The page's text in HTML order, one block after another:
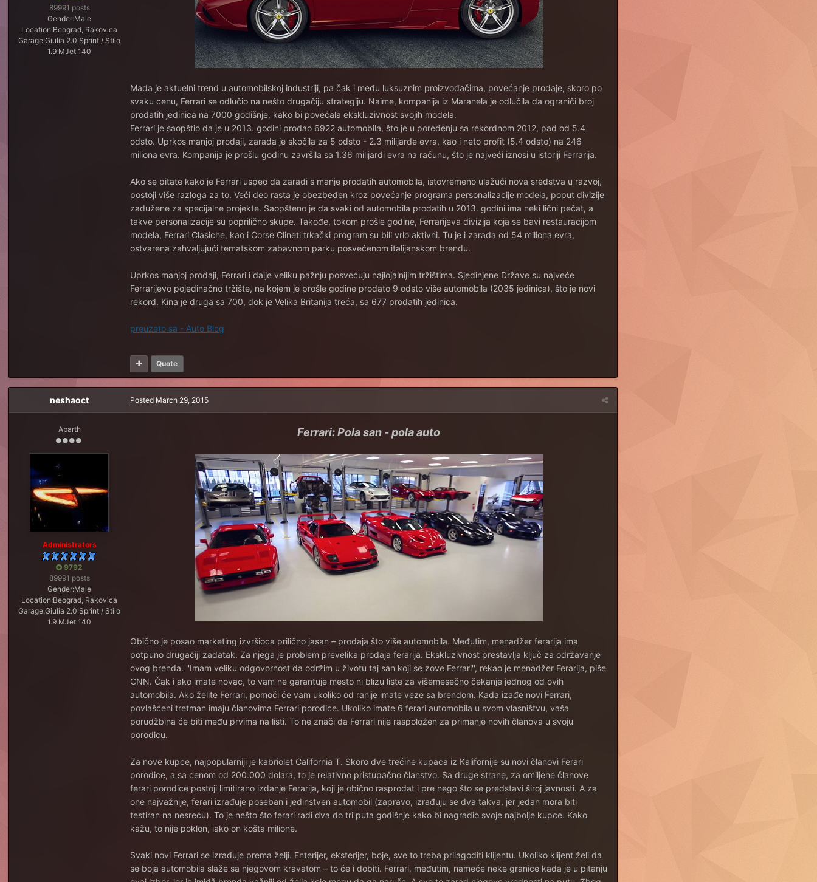
89991 posts
Gender:Male
Location:Beograd, Rakovica
Garage:Giulia 2.0 Sprint / Stilo
1.9 MJet 140
Mada je aktuelni trend u automobilskoj industriji, pa čak i među luksuznim proizvođačima, povećanje prodaje, skoro po
svaku cenu, Ferrari se odlučio na nešto drugačiju strategiju. Naime, kompanija iz Maranela je odlučila da ograniči broj
prodatih jedinica na 7000 godišnje, kako bi povećala ekskluzivnost svojih modela.
Ferrari je saopštio da je u 2013. godini prodao 6922 automobila, što je u poređenju sa rekordnom 2012, pad od 5.4
odsto. Uprkos manjoj prodaji, zarada je skočila za 5 odsto - 2.3 milijarde evra, kao i neto profit (5.4 odsto) na 246
miliona evra. Kompanija je prošlu godinu završila sa 1.36 milijardi evra na računu, što je najveći iznosi u istoriji Ferrarija.
Ako se pitate kako je Ferrari uspeo da zaradi s manje prodatih automobila, istovremeno ulažući nova sredstva u razvoj,
postoji više razloga za to. Veći deo rasta je obezbeđen kroz povećanje programa personalizacije modela, poput divizije
zadužene za specijalne projekte. Saopšteno je da svaki od automobila prodatih u 2013. godini ima neki lični pečat, a
takve personalizacije su poprilično skupe. Takođe, tokom prošle godine, Ferrarijeva divizija koja se bavi restauracijom
modela, Ferrari Clasiche, kao i Corse Clineti trkački program su bili vrlo aktivni. Tu je i zarada od 54 miliona evra,
ostvarena zahvaljujući tematskom zabavnom parku posvećenom italijanskom brendu.
Uprkos manjoj prodaji, Ferrari i dalje veliku pažnju posvećuju najlojalnijim tržištima. Sjedinjene Države su najveće
Ferrarijevo pojedinačno tržište, na kojem je prošle godine prodato 9 odsto više automobila (2035 jedinica), što je novi
rekord. Kina je druga sa 700, dok je Velika Britanija treća, sa 677 prodatih jedinica.
preuzeto sa - Auto Blog
Quote
neshaoct
Abarth
Administrators
9792
89991 posts
Gender:Male
Location:Beograd, Rakovica
Garage:Giulia 2.0 Sprint / Stilo
1.9 MJet 140
Posted March 29, 2015
Ferrari: Pola san - pola auto
Obično je posao marketing izvršioca prilično jasan – prodaja što više automobila. Međutim, menadžer ferarija ima
potpuno drugačiji zadatak. Za njega je problem prevelika prodaja ferarija. Ekskluzivnost prestavlja ključ za održavanje
ovog brenda. ''Imam veliku odgovornost da održim u životu taj san koji se zove Ferrari'', rekao je menadžer Ferarija, piše
CNN. Čak i ako imate novac, to vam ne garantuje mesto ni blizu liste za višemesečno čekanje jednog od ovih
automobila. Ako želite Ferrari, pomoći će vam ukoliko od ranije imate veze sa brendom. Kada izađe novi Ferrari,
povlašćeni tretman imaju članovima Ferrari porodice. Ukoliko imate 6 ferari automobila u svom vlasništvu, vaša
porudžbina će biti među prvima na listi. To ne znači da Ferrari nije raspoložen za primanje novih članova u svoju
porodicu.
Za nove kupce, najpopularniji je kabriolet California T. Skoro dve trećine kupaca iz Kalifornije su novi članovi Ferari
porodice, a sa cenom od 200.000 dolara, to je relativno pristupačno članstvo. Sa druge strane, za omiljene članove
ferari porodice postoji limitirano izdanje Ferarija, koji je obično rasprodat i pre nego što se predstavi široj javnosti. A za
one najvažnije, ferari izrađuje poseban i jedinstven automobil (zapravo, izrađuju se dva takva, jer jedan mora biti
testiran na nesreću). To je nešto što ferari radi dva do tri puta godišnje kako bi nagradio svoje najbolje kupce. Kako
kažu, to nije poklon, iako on košta milione.
Svaki novi Ferrari se izrađuje prema želji. Enterijer, eksterijer, boje, sve to treba prilagoditi klijentu. Ukoliko klijent želi da
se boja automobila slaže sa njegovom kravatom – to će i dobiti. Ferrari, međutim, nameće neke granice kada je u pitanju